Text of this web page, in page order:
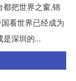
都把世界之窗,锦
看世界已经成为
是深圳的...